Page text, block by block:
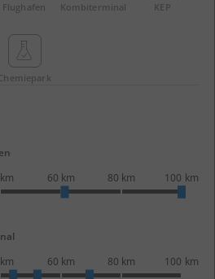
Flughafen Kombi­terminal KEP
60 km 80 km 100 km
60 km 80 km 100 km